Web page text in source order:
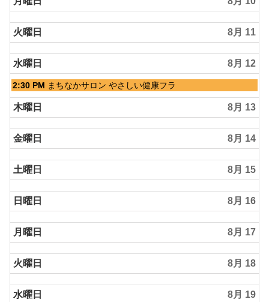
8
月
9th
2026
火曜日 8月 11
水曜日 8月 12
水
曜
日,
8
月
12th
2026
2:30 PM まちなかサロン やさしい健康フラ
木曜日 8月 13
金曜日 8月 14
土曜日 8月 15
日曜日 8月 16
月曜日 8月 17
火曜日 8月 18
水曜日 8月 19